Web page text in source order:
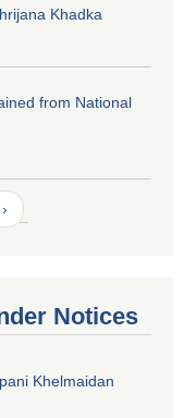
Khadka
from National
Notices
Khelmaidan